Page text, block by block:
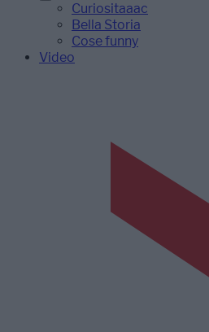
Curiositaaac
Bella Storia
Cose funny
Video